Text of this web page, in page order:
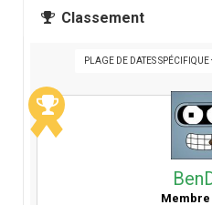
Classement
PLAGE DE DATES SPÉCIFIQUE
Membre